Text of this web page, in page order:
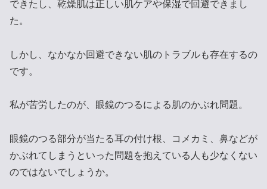
できたし、乾燥肌は正しい肌ケアや保湿で回避できまし
た。
しかし、なかなか回避できない肌のトラブルも存在するの
です。
私が苦労したのが、眼鏡のつるによる肌のかぶれ問題。
眼鏡のつる部分が当たる耳の付け根、コメカミ、鼻などが
かぶれてしまうといった問題を抱えている人も少なくない
のではないでしょうか。